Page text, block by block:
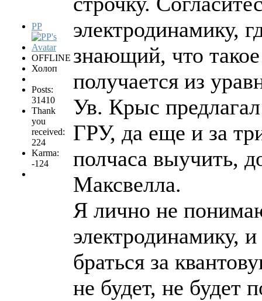
PP
OFFLINE
Холоп
Posts:
31410
Thank
you
received:
224
Karma:
-124
электродинамику,
знающий, что
получается из
Ув. Крыс
ГРУ, да еще и за
полчаса выучить,
Максвелла.
Я лично не
электродинамику,
браться за
не будет, не будет